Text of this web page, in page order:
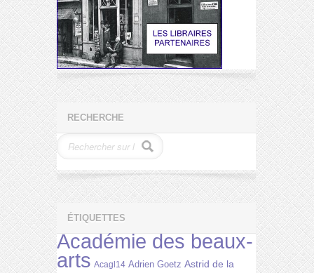
RECHERCHE
ÉTIQUETTES
Académie des beaux-
arts Acagl14 Adrien Goetz Astrid de la